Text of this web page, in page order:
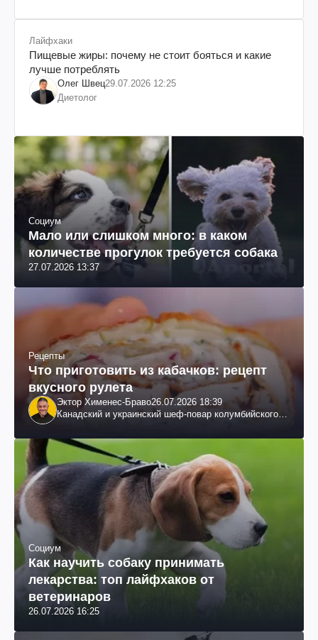
Лайфхаки
Пищевые жиры: почему не стоит бояться и какие
лучше потреблять
Олег Швец29.07.2026 12:25
Диетолог
Социум
Мало или слишком много: в каком
количестве прогулок требуется собака
27.07.2026 13:37
Рецепты
Что приготовить из кабачков: рецепт
вкусного рулета
Эктор Хименес-Браво26.07.2026 18:39
Канадский и украинский шеф-повар колумбийского
Социум
Как научить собаку принимать
лекарства: топ лайфхаков от
ветеринаров
26.07.2026 16:25